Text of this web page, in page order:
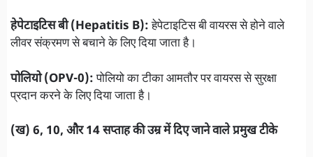
हेपेटाइटिस बी (Hepatitis B):हेपेटाइटिस बी वायरस से होने वाले
लीवर संक्रमण से बचाने के लिए दिया जाता है।
पोलियो (OPV-0):पोलियो का टीका आमतौर पर वायरस से सुरक्षा
प्रदान करने के लिए दिया जाता है।
(ख) 6, 10, और 14 सप्ताह की उम्र में दिए जाने वाले प्रमुख टीके